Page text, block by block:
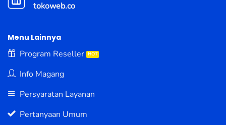
tokoweb.co
Menu Lainnya
Program Reseller
Info Magang
Persyaratan Layanan
Pertanyaan Umum